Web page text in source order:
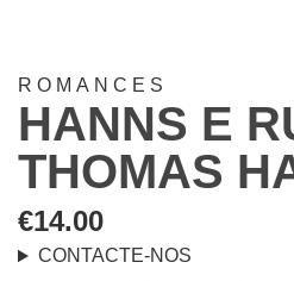
ROMANCES
HANNS E
THOMAS
€14.00
CONTACTE-NOS